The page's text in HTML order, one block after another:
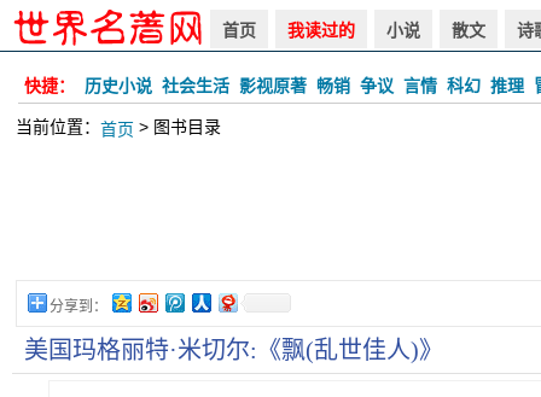
首页 我读过的 小说 散文 诗
快捷： 历史小说 社会生活 影视原著 畅销 争议 言情 科幻 推理
当前位置： 首页 > 图书目录
分享到：
美国玛格丽特·米切尔:《飘(乱世佳人)》